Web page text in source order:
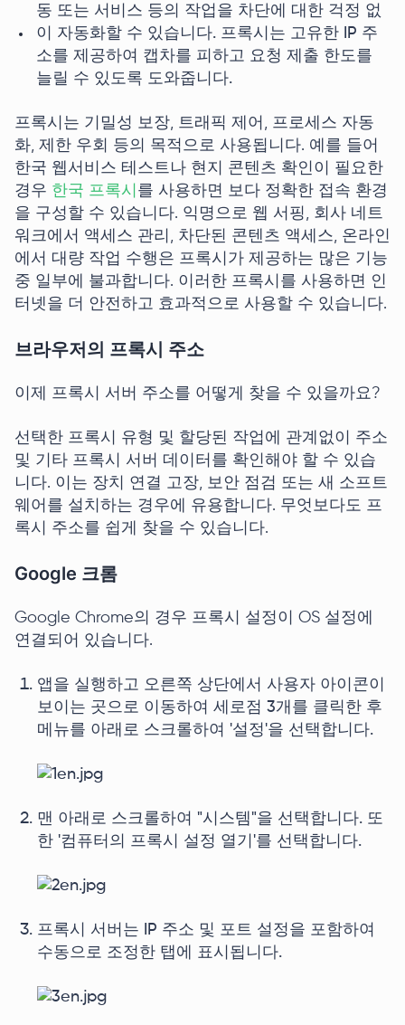
동 또는 서비스 등의 작업을 차단에 대한 걱정 없
이 자동화할 수 있습니다. 프록시는 고유한 IP 주
소를 제공하여 캡차를 피하고 요청 제출 한도를
늘릴 수 있도록 도와줍니다.
프록시는 기밀성 보장, 트래픽 제어, 프로세스 자동
화, 제한 우회 등의 목적으로 사용됩니다. 예를 들어
한국 웹서비스 테스트나 현지 콘텐츠 확인이 필요한
경우 한국 프록시 를 사용하면 보다 정확한 접속 환경
을 구성할 수 있습니다. 익명으로 웹 서핑, 회사 네트
워크에서 액세스 관리, 차단된 콘텐츠 액세스, 온라인
에서 대량 작업 수행은 프록시가 제공하는 많은 기능
중 일부에 불과합니다. 이러한 프록시를 사용하면 인
터넷을 더 안전하고 효과적으로 사용할 수 있습니다.
브라우저의 프록시 주소
이제 프록시 서버 주소를 어떻게 찾을 수 있을까요?
선택한 프록시 유형 및 할당된 작업에 관계없이 주소
및 기타 프록시 서버 데이터를 확인해야 할 수 있습
니다. 이는 장치 연결 고장, 보안 점검 또는 새 소프트
웨어를 설치하는 경우에 유용합니다. 무엇보다도 프
록시 주소를 쉽게 찾을 수 있습니다.
Google 크롬
Google Chrome의 경우 프록시 설정이 OS 설정에
연결되어 있습니다.
앱을 실행하고 오른쪽 상단에서 사용자 아이콘이
보이는 곳으로 이동하여 세로점 3개를 클릭한 후
메뉴를 아래로 스크롤하여 '설정'을 선택합니다.
맨 아래로 스크롤하여 "시스템"을 선택합니다. 또
한 '컴퓨터의 프록시 설정 열기'를 선택합니다.
프록시 서버는 IP 주소 및 포트 설정을 포함하여
수동으로 조정한 탭에 표시됩니다.